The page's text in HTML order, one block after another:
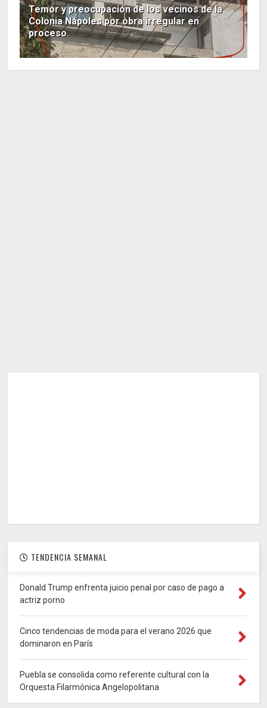
Temor y preocupación de los vecinos de la
Colonia Nápoles por obra irregular en
proceso.
TENDENCIA SEMANAL
Donald Trump enfrenta juicio penal por caso de pago a
actriz porno
Cinco tendencias de moda para el verano 2026 que
dominaron en París
Puebla se consolida como referente cultural con la
Orquesta Filarmónica Angelopolitana